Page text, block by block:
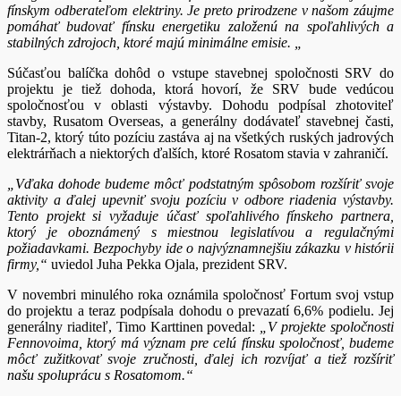
fínskym odberateľom elektriny. Je preto prirodzene v našom záujme
pomáhať budovať fínsku energetiku založenú na spoľahlivých a
stabilných zdrojoch, ktoré majú minimálne emisie. „
Súčasťou balíčka dohôd o vstupe stavebnej spoločnosti SRV do
projektu je tiež dohoda, ktorá hovorí, že SRV bude vedúcou
spoločnosťou v oblasti výstavby. Dohodu podpísal zhotoviteľ
stavby, Rusatom Overseas, a generálny dodávateľ stavebnej časti,
Titan-2, ktorý túto pozíciu zastáva aj na všetkých ruských jadrových
elektrárňach a niektorých ďalších, ktoré Rosatom stavia v zahraničí.
„Vďaka dohode budeme môcť podstatným spôsobom rozšíriť svoje
aktivity a ďalej upevniť svoju pozíciu v odbore riadenia výstavby.
Tento projekt si vyžaduje účasť spoľahlivého fínskeho partnera,
ktorý je oboznámený s miestnou legislatívou a regulačnými
požiadavkami. Bezpochyby ide o najvýznamnejšiu zákazku v histórii
firmy,“ uviedol Juha Pekka Ojala, prezident SRV.
V novembri minulého roka oznámila spoločnosť Fortum svoj vstup
do projektu a teraz podpísala dohodu o prevazatí 6,6% podielu. Jej
generálny riaditeľ, Timo Karttinen povedal:
„V projekte spoločnosti
Fennovoima, ktorý má význam pre celú fínsku spoločnosť, budeme
môcť zužitkovať svoje zručnosti, ďalej ich rozvíjať a tiež rozšíriť
našu spoluprácu s Rosatomom.“